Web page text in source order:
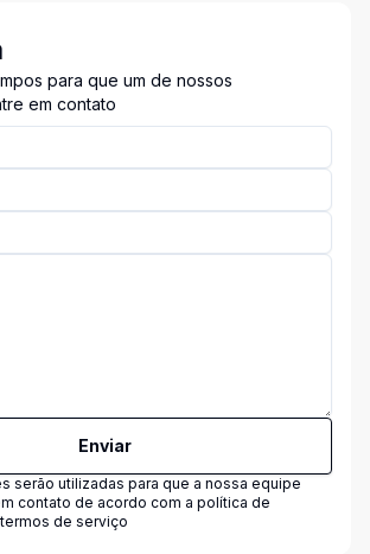
para que um de nossos
em contato
Enviar
serão utilizadas para que a nossa equipe
contato de acordo com a política de
de serviço